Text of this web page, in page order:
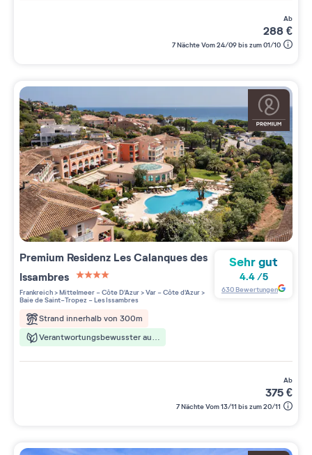
ab
288€
7 Nächte Vom 24/09 bis zum 01/10
Premium Residenz Les Calanques des
Issambres
4 étoiles sur 5
Frankreich>Mittelmeer - Côte D'Azur>Var - Côte d'Azur>
Baie de Saint-Tropez - Les Issambres
Strand innerhalb von 300m
Sehr gut
4.4/5
630Bewertungen
ab
375€
7 Nächte Vom 13/11 bis zum 20/11